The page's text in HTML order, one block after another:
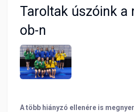
a dobogó legfelső fokára
három hét múlva esedékes
Késely Ajnával készítettünk rövid
Taroltak úszóink a
ob-n
A több hiányzó ellenére is